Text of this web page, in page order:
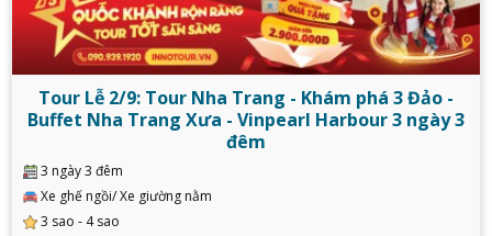
Tour Lễ 2/9: Tour Nha Trang - Khám phá 3 Đảo -
Buffet Nha Trang Xưa - Vinpearl Harbour 3 ngày 3
đêm
3 ngày 3 đêm
Xe ghế ngồi/ Xe giường nằm
3 sao - 4 sao